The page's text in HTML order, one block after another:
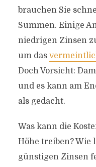
brauchen Sie
Summen. Einige
niedrigen Zinsen
um das
Doch Vorsicht:
und es kann am
als gedacht.
Was kann die
Höhe treiben? Wie
günstigen Zinsen